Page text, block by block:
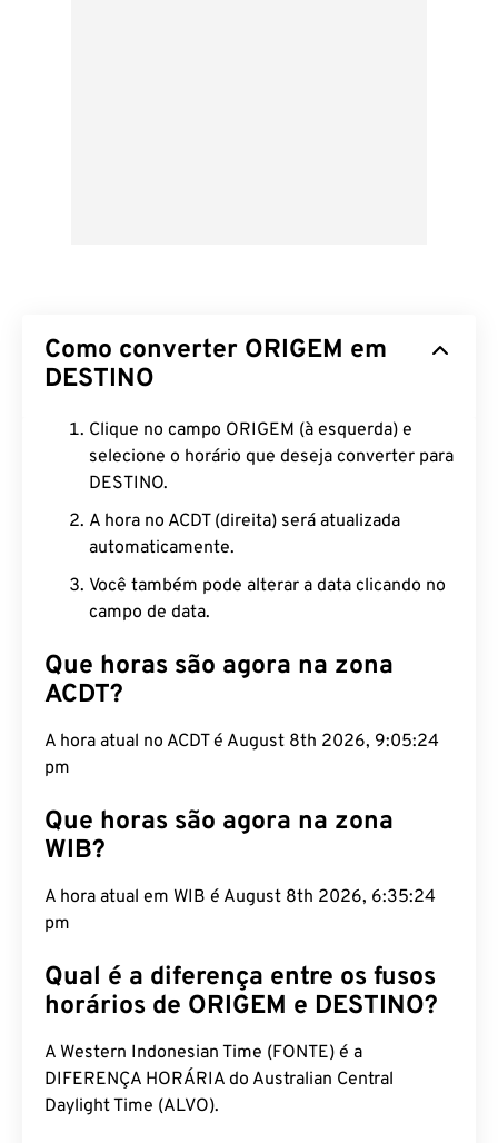
Como converter ORIGEM em
DESTINO
Clique no campo ORIGEM (à esquerda) e
selecione o horário que deseja converter para
DESTINO.
A hora no ACDT (direita) será atualizada
automaticamente.
Você também pode alterar a data clicando no
campo de data.
Que horas são agora na zona
ACDT?
A hora atual no ACDT é August 8th 2026, 9:05:25
pm
Que horas são agora na zona
WIB?
A hora atual em WIB é August 8th 2026, 6:35:25
pm
Qual é a diferença entre os fusos
horários de ORIGEM e DESTINO?
A Western Indonesian Time (FONTE) é a
DIFERENÇA HORÁRIA do Australian Central
Daylight Time (ALVO).